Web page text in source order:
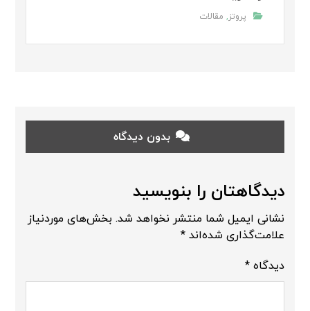
پروتز, مقالات
بدون دیدگاه
دیدگاهتان را بنویسید
نشانی ایمیل شما منتشر نخواهد شد. بخش‌های موردنیاز
علامت‌گذاری شده‌اند*
دیدگاه*